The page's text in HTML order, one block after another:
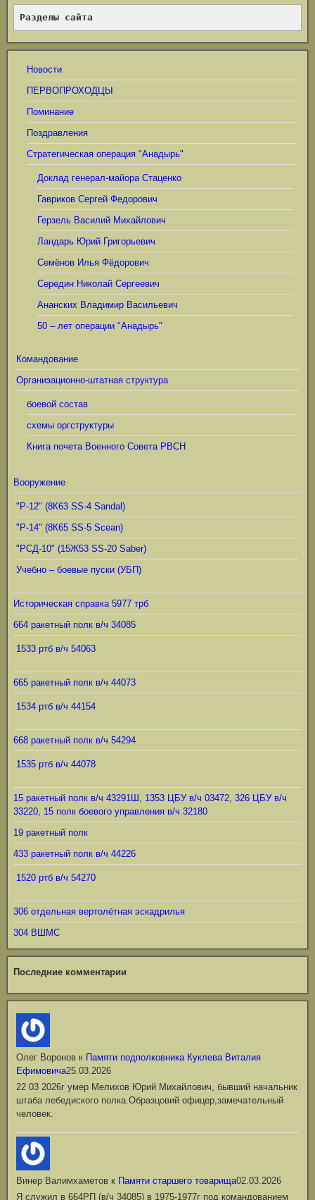
Разделы сайта
Новости
ПЕРВОПРОХОДЦЫ
Поминание
Поздравления
Стратегическая операция "Анадырь"
Доклад генерал-майора Стаценко
Гавриков Сергей Федорович
Герзель Василий Михайлович
Ландарь Юрий Григорьевич
Семёнов Илья Фёдорович
Середин Николай Сергеевич
Ананских Владимир Васильевич
50 – лет операции "Анадырь"
Командование
Организационно-штатная структура
боевой состав
схемы оргструктуры
Книга почета Военного Совета РВСН
Вооружение
"Р-12" (8К63 SS-4 Sandal)
"Р-14" (8К65 SS-5 Scean)
"РСД-10" (15Ж53 SS-20 Saber)
Учебно – боевые пуски (УБП)
Историческая справка 5977 трб
664 ракетный полк в/ч 34085
1533 ртб в/ч 54063
665 ракетный полк в/ч 44073
1534 ртб в/ч 44154
668 ракетный полк в/ч 54294
1535 ртб в/ч 44078
15 ракетный полк в/ч 43291Ш, 1353 ЦБУ в/ч 03472, 326 ЦБУ в/ч
33220, 15 полк боевого управления в/ч 32180
19 ракетный полк
433 ракетный полк в/ч 44226
1520 ртб в/ч 54270
306 отдельная вертолётная эскадрилья
304 ВШМС
Последние комментарии
Олег Воронов к Памяти подполковника Куклева Виталия
Ефимовича25.03.2026
22 03 2026г умер Мелихов Юрий Михайлович, бывший начальник
штаба лебедиского полка.Образцовий офицер,замечательный
человек.
Винер Валимхаметов к Памяти старшего товарища02.03.2026
Я служил в 664РП (в/ч 34085) в 1975-1977г под командованием